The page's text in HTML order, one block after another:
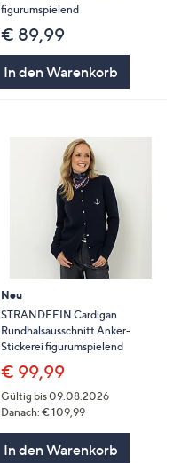
figurumspielend
€ 89,99
In den Warenkorb
Neu
STRANDFEIN Cardigan
Rundhalsausschnitt Anker-
Stickerei figurumspielend
€ 99,99
Gültig bis 09.08.2026
Danach: € 109,99
In den Warenkorb